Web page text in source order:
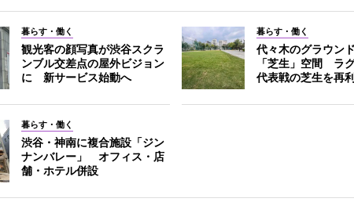
暮らす・働く
観光客の顔写真が渋谷スクラ
ンブル交差点の屋外ビジョン
に 新サービス始動へ
暮らす・働く
代々木のグラウン
「芝生」空間 ラ
代表戦の芝生を再
暮らす・働く
渋谷・神南に複合施設「ジン
ナンバレー」 オフィス・店
舗・ホテル併設